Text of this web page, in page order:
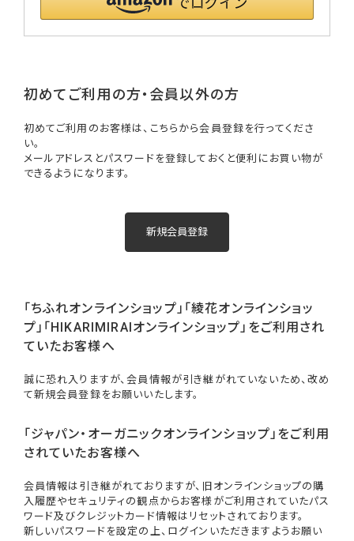
初めてご利用の方・会員以外の方
初めてご利用のお客様は、こちらから会員登録を行ってくださ
い。
メールアドレスとパスワードを登録しておくと便利にお買い物が
できるようになります。
「ちふれオンラインショップ」「綾花オンラインショッ
プ」「HIKARIMIRAIオンラインショップ」をご利用され
ていたお客様へ
誠に恐れ入りますが、会員情報が引き継がれていないため、改め
て新規会員登録をお願いいたします。
「ジャパン・オーガニックオンラインショップ」をご利用
されていたお客様へ
会員情報は引き継がれておりますが、旧オンラインショップの購
入履歴やセキュリティの観点からお客様がご利用されていたパス
ワード及びクレジットカード情報はリセットされております。
新しいパスワードを設定の上、ログインいただきますようお願い